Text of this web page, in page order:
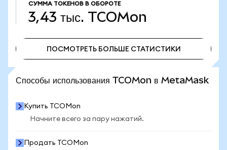
СУММА ТОКЕНОВ В ОБОРОТЕ
3,43 тыс. TCOMon
ПОСМОТРЕТЬ БОЛЬШЕ СТАТИСТИКИ
Способы использования TCOMon в MetaMask
Купить TCOMon
Начните всего за пару нажатий.
Продать TCOMon